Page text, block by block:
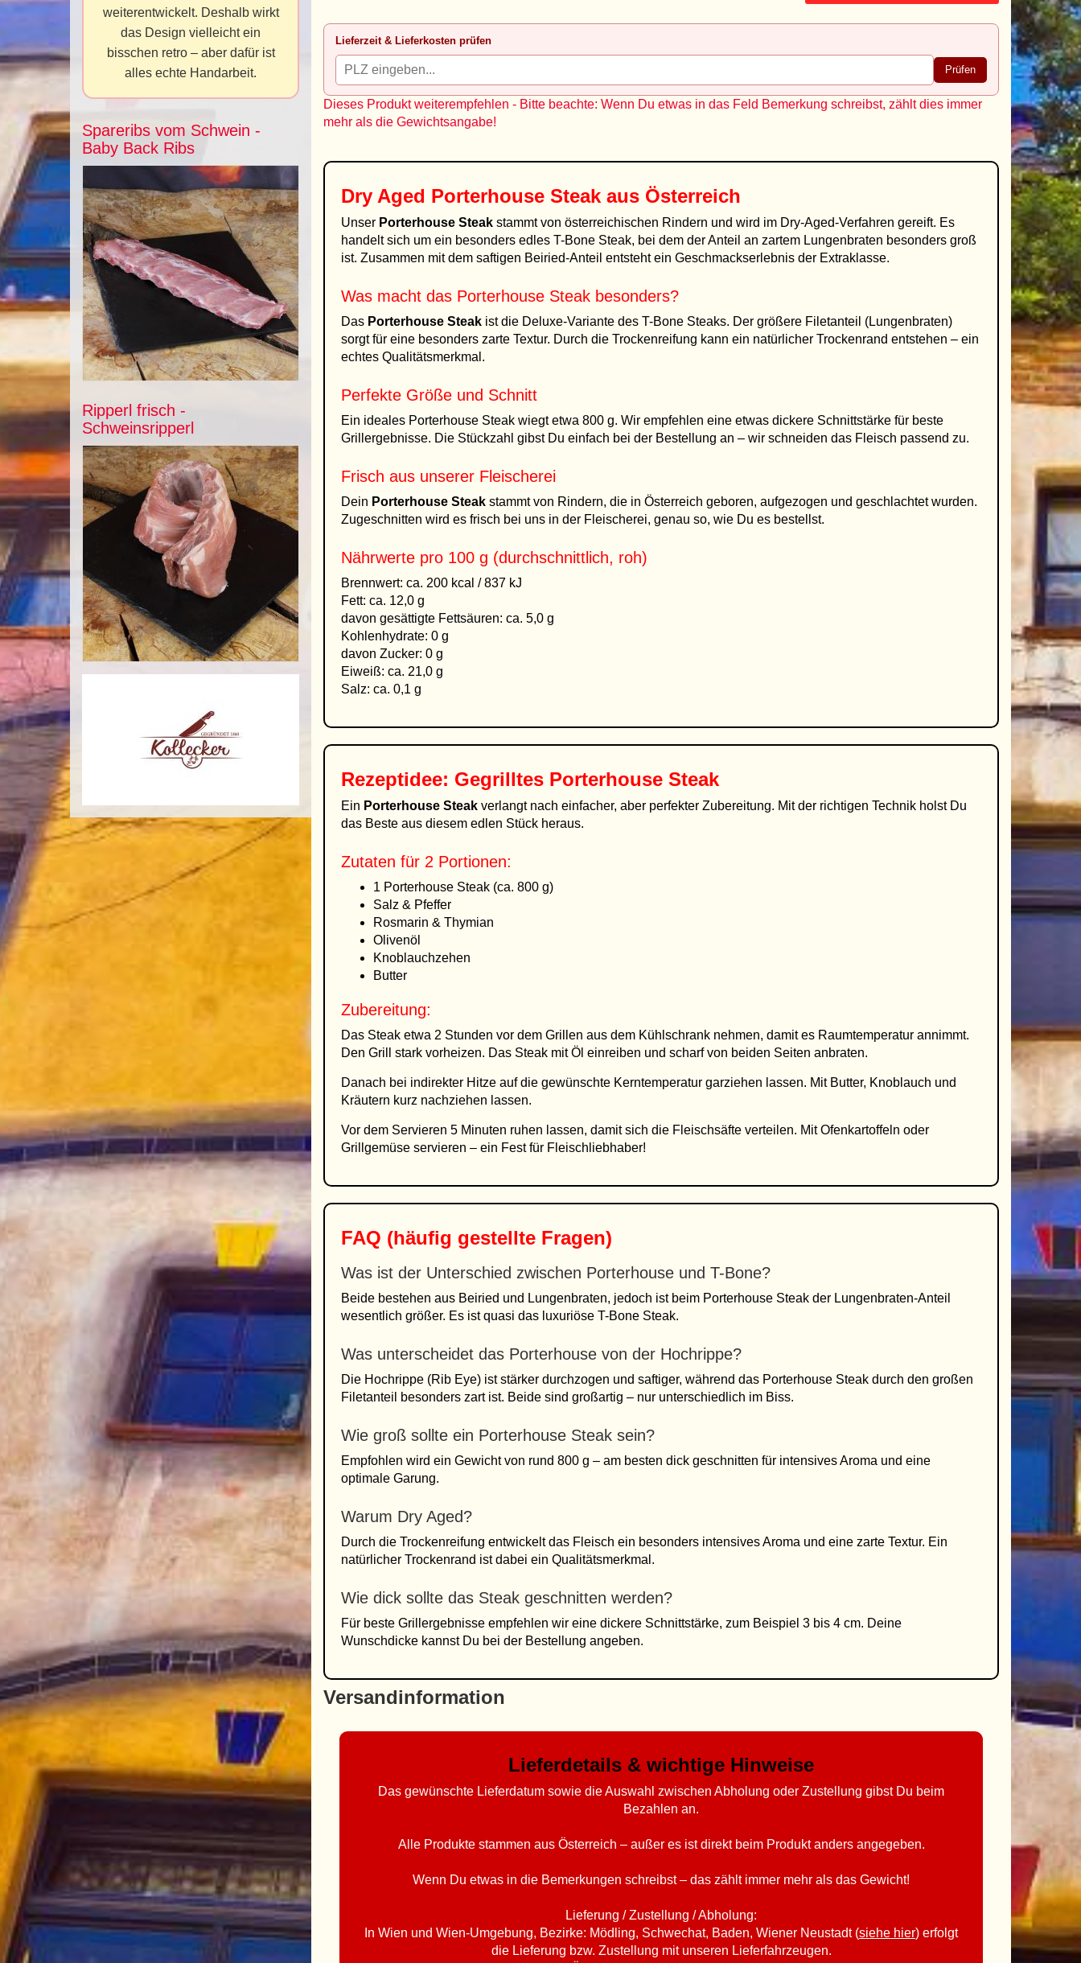
weiterentwickelt. Deshalb wirkt
das Design vielleicht ein
bisschen retro – aber dafür ist
alles echte Handarbeit.
Spareribs vom Schwein -
Baby Back Ribs
Ripperl frisch -
Schweinsripperl
Lieferzeit & Lieferkosten prüfen
Prüfen
Dieses Produkt weiterempfehlen - Bitte beachte: Wenn Du etwas in das Feld Bemerkung schreibst, zählt dies immer
mehr als die Gewichtsangabe!
Dry Aged Porterhouse Steak aus Österreich
Unser Porterhouse Steak stammt von österreichischen Rindern und wird im Dry-Aged-Verfahren gereift. Es
handelt sich um ein besonders edles T-Bone Steak, bei dem der Anteil an zartem Lungenbraten besonders groß
ist. Zusammen mit dem saftigen Beiried-Anteil entsteht ein Geschmackserlebnis der Extraklasse.
Was macht das Porterhouse Steak besonders?
Das Porterhouse Steak ist die Deluxe-Variante des T-Bone Steaks. Der größere Filetanteil (Lungenbraten)
sorgt für eine besonders zarte Textur. Durch die Trockenreifung kann ein natürlicher Trockenrand entstehen – ein
echtes Qualitätsmerkmal.
Perfekte Größe und Schnitt
Ein ideales Porterhouse Steak wiegt etwa 800 g. Wir empfehlen eine etwas dickere Schnittstärke für beste
Grillergebnisse. Die Stückzahl gibst Du einfach bei der Bestellung an – wir schneiden das Fleisch passend zu.
Frisch aus unserer Fleischerei
Dein Porterhouse Steak stammt von Rindern, die in Österreich geboren, aufgezogen und geschlachtet wurden.
Zugeschnitten wird es frisch bei uns in der Fleischerei, genau so, wie Du es bestellst.
Nährwerte pro 100 g (durchschnittlich, roh)
Brennwert: ca. 200 kcal / 837 kJ
Fett: ca. 12,0 g
davon gesättigte Fettsäuren: ca. 5,0 g
Kohlenhydrate: 0 g
davon Zucker: 0 g
Eiweiß: ca. 21,0 g
Salz: ca. 0,1 g
Rezeptidee: Gegrilltes Porterhouse Steak
Ein Porterhouse Steak verlangt nach einfacher, aber perfekter Zubereitung. Mit der richtigen Technik holst Du
das Beste aus diesem edlen Stück heraus.
Zutaten für 2 Portionen:
1 Porterhouse Steak (ca. 800 g)
Salz & Pfeffer
Rosmarin & Thymian
Olivenöl
Knoblauchzehen
Butter
Zubereitung:
Das Steak etwa 2 Stunden vor dem Grillen aus dem Kühlschrank nehmen, damit es Raumtemperatur annimmt.
Den Grill stark vorheizen. Das Steak mit Öl einreiben und scharf von beiden Seiten anbraten.
Danach bei indirekter Hitze auf die gewünschte Kerntemperatur garziehen lassen. Mit Butter, Knoblauch und
Kräutern kurz nachziehen lassen.
Vor dem Servieren 5 Minuten ruhen lassen, damit sich die Fleischsäfte verteilen. Mit Ofenkartoffeln oder
Grillgemüse servieren – ein Fest für Fleischliebhaber!
FAQ (häufig gestellte Fragen)
Was ist der Unterschied zwischen Porterhouse und T-Bone?
Beide bestehen aus Beiried und Lungenbraten, jedoch ist beim Porterhouse Steak der Lungenbraten-Anteil
wesentlich größer. Es ist quasi das luxuriöse T-Bone Steak.
Was unterscheidet das Porterhouse von der Hochrippe?
Die Hochrippe (Rib Eye) ist stärker durchzogen und saftiger, während das Porterhouse Steak durch den großen
Filetanteil besonders zart ist. Beide sind großartig – nur unterschiedlich im Biss.
Wie groß sollte ein Porterhouse Steak sein?
Empfohlen wird ein Gewicht von rund 800 g – am besten dick geschnitten für intensives Aroma und eine
optimale Garung.
Warum Dry Aged?
Durch die Trockenreifung entwickelt das Fleisch ein besonders intensives Aroma und eine zarte Textur. Ein
natürlicher Trockenrand ist dabei ein Qualitätsmerkmal.
Wie dick sollte das Steak geschnitten werden?
Für beste Grillergebnisse empfehlen wir eine dickere Schnittstärke, zum Beispiel 3 bis 4 cm. Deine
Wunschdicke kannst Du bei der Bestellung angeben.
Versandinformation
Lieferdetails & wichtige Hinweise
Das gewünschte Lieferdatum sowie die Auswahl zwischen Abholung oder Zustellung gibst Du beim
Bezahlen an.
Alle Produkte stammen aus Österreich – außer es ist direkt beim Produkt anders angegeben.
Wenn Du etwas in die Bemerkungen schreibst – das zählt immer mehr als das Gewicht!
Lieferung / Zustellung / Abholung:
In Wien und Wien-Umgebung, Bezirke: Mödling, Schwechat, Baden, Wiener Neustadt (siehe hier) erfolgt
die Lieferung bzw. Zustellung mit unseren Lieferfahrzeugen.